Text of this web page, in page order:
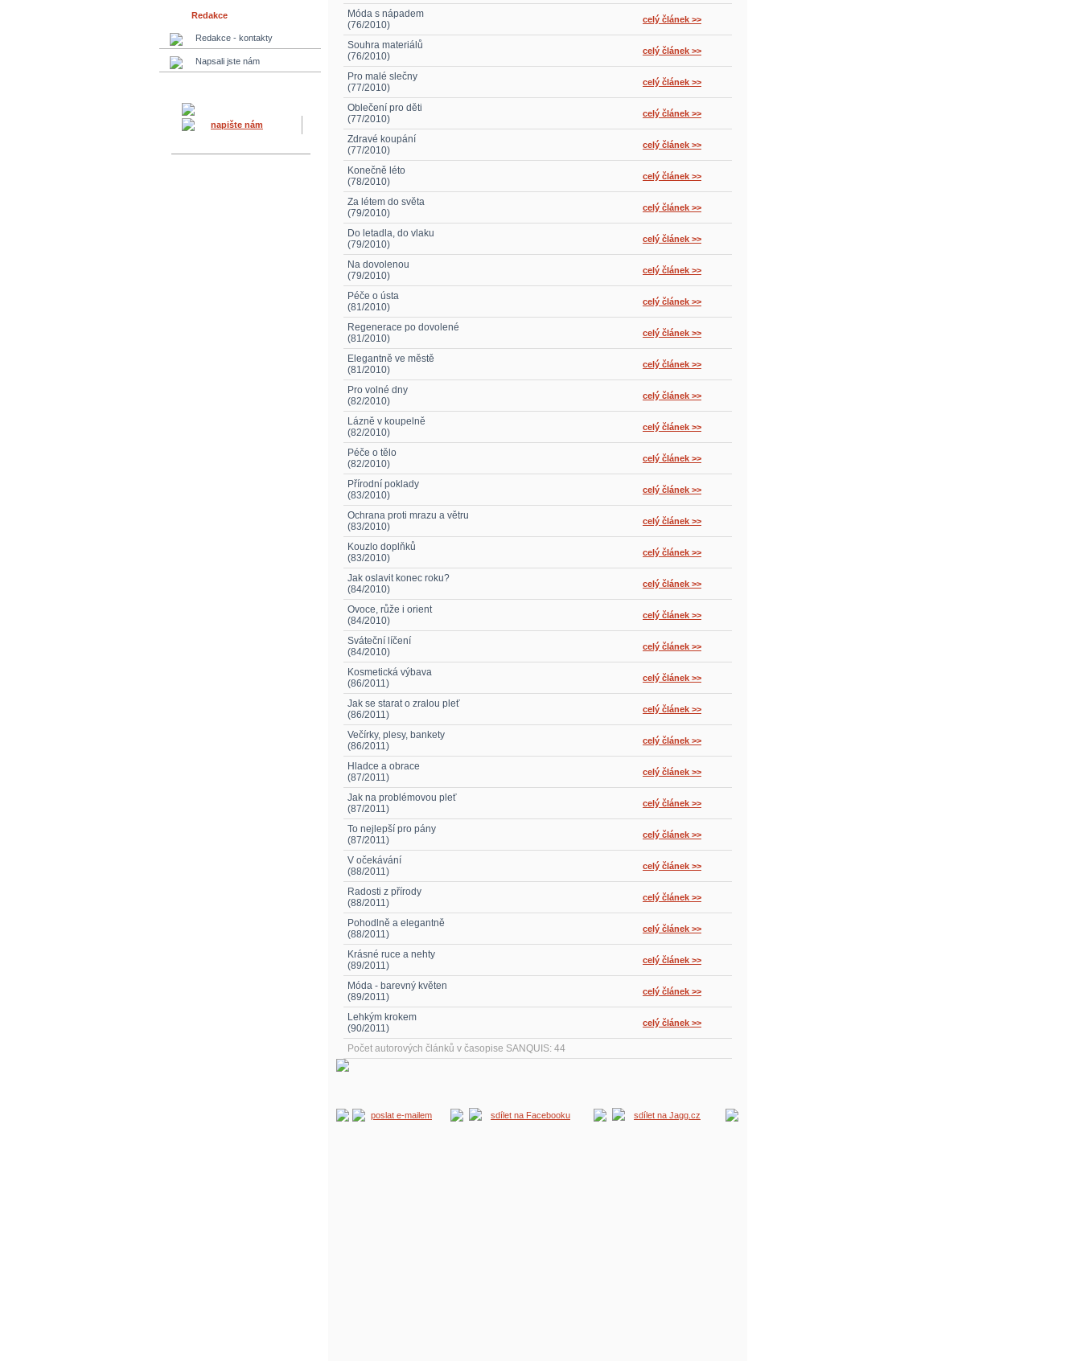
Redakce
Redakce - kontakty
Napsali jste nám
napište nám
Móda s nápadem
(76/2010)
celý článek >>
Souhra materiálů
(76/2010)
celý článek >>
Pro malé slečny
(77/2010)
celý článek >>
Oblečení pro děti
(77/2010)
celý článek >>
Zdravé koupání
(77/2010)
celý článek >>
Konečně léto
(78/2010)
celý článek >>
Za létem do světa
(79/2010)
celý článek >>
Do letadla, do vlaku
(79/2010)
celý článek >>
Na dovolenou
(79/2010)
celý článek >>
Péče o ústa
(81/2010)
celý článek >>
Regenerace po dovolené
(81/2010)
celý článek >>
Elegantně ve městě
(81/2010)
celý článek >>
Pro volné dny
(82/2010)
celý článek >>
Lázně v koupelně
(82/2010)
celý článek >>
Péče o tělo
(82/2010)
celý článek >>
Přírodní poklady
(83/2010)
celý článek >>
Ochrana proti mrazu a větru
(83/2010)
celý článek >>
Kouzlo doplňků
(83/2010)
celý článek >>
Jak oslavit konec roku?
(84/2010)
celý článek >>
Ovoce, růže i orient
(84/2010)
celý článek >>
Sváteční líčení
(84/2010)
celý článek >>
Kosmetická výbava
(86/2011)
celý článek >>
Jak se starat o zralou pleť
(86/2011)
celý článek >>
Večírky, plesy, bankety
(86/2011)
celý článek >>
Hladce a obrace
(87/2011)
celý článek >>
Jak na problémovou pleť
(87/2011)
celý článek >>
To nejlepší pro pány
(87/2011)
celý článek >>
V očekávání
(88/2011)
celý článek >>
Radosti z přírody
(88/2011)
celý článek >>
Pohodlně a elegantně
(88/2011)
celý článek >>
Krásné ruce a nehty
(89/2011)
celý článek >>
Móda - barevný květen
(89/2011)
celý článek >>
Lehkým krokem
(90/2011)
celý článek >>
Počet autorových článků v časopise SANQUIS: 44
poslat e-mailem sdílet na Facebooku sdílet na Jagg.cz